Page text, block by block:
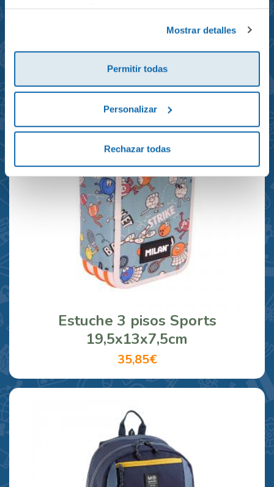
Mostrar detalles
Permitir todas
Personalizar
Rechazar todas
reciclada 21x10x28cm
23,95€
Estuche 3 pisos Sports
19,5x13x7,5cm
35,85€